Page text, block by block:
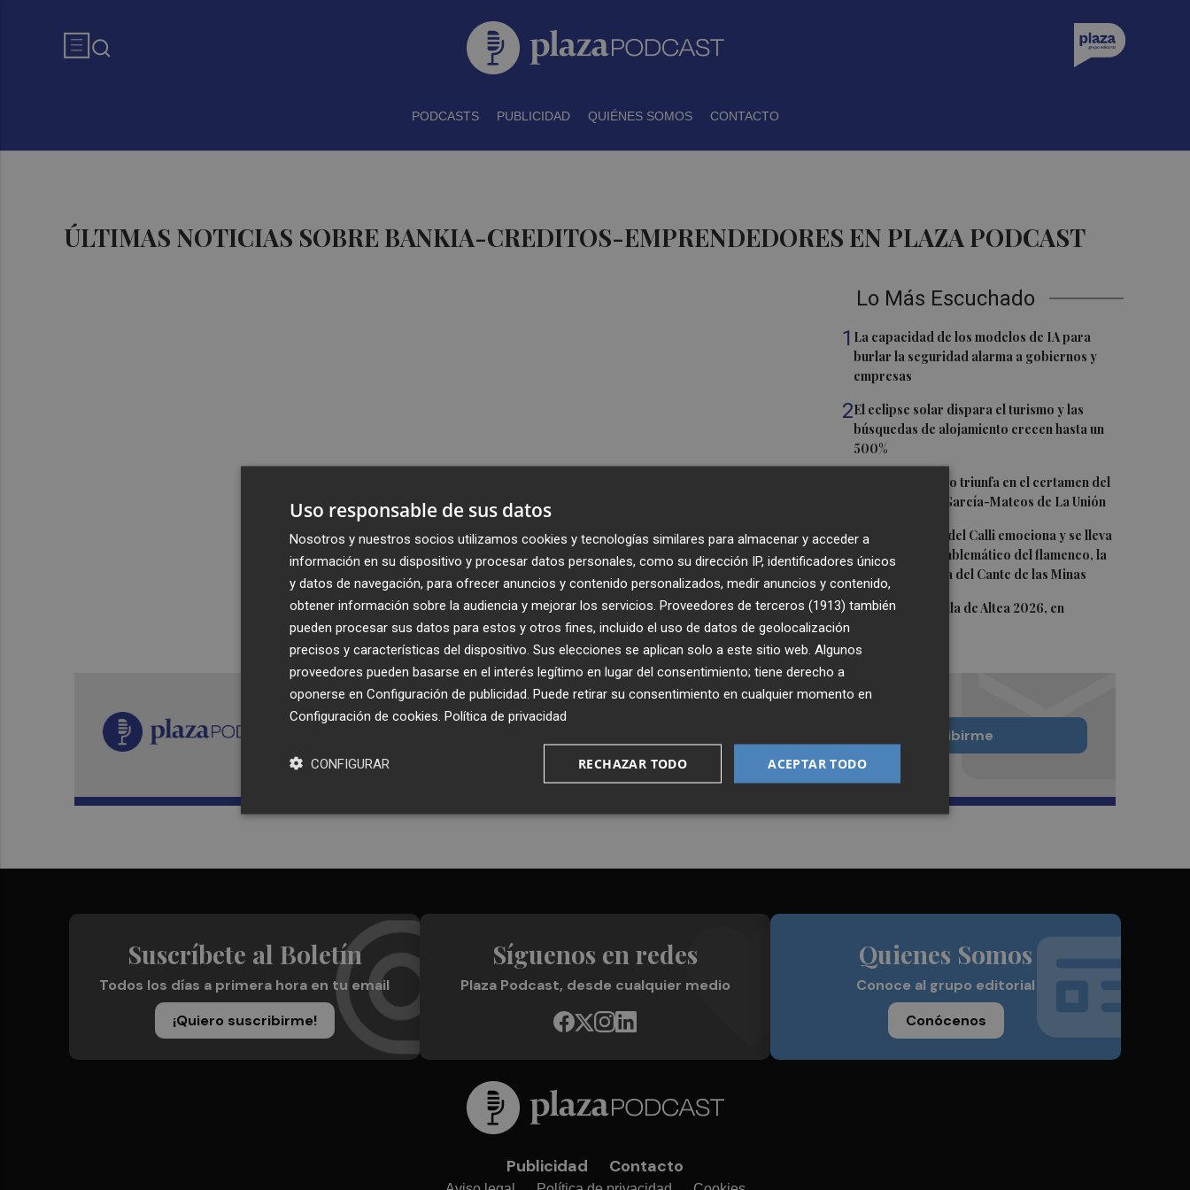
PODCASTS PUBLICIDAD QUIÉNES SOMOS CONTACTO
ÚLTIMAS NOTICIAS SOBRE BANKIA-CREDITOS-EMPRENDEDORES EN PLAZA PODCAST
Lo Más Escuchado
1 La capacidad de los modelos de IA para
burlar la seguridad alarma a gobiernos y
empresas
2El eclipse solar dispara el turismo y las
búsquedas de alojamiento crecen hasta un
500%
El cubano Papillo triunfa en el certamen del
Trovo Pascual García-Mateos de La Unión
4El cantaor Rafa del Calli emociona y se lleva
el trofeo más emblemático del flamenco, la
Lámpara Minera del Cante de las Minas
5El Castell de l'Olla de Altea 2026, en
Recibe toda la actualidad de
Plaza Podcast en tu correo
Quiero suscribirme
Suscríbete al Boletín
Todos los días a primera hora en tu email
¡Quiero suscribirme!
Síguenos en redes
Plaza Podcast, desde cualquier medio
Quienes Somos
Conoce al grupo editorial
Conócenos
Publicidad Contacto
Uso responsable de sus datos
Nosotros y nuestros socios utilizamos cookies y tecnologías similares para almacenar y acceder a
información en su dispositivo y procesar datos personales, como su dirección IP, identificadores únicos
y datos de navegación, para ofrecer anuncios y contenido personalizados, medir anuncios y contenido,
obtener información sobre la audiencia y mejorar los servicios. Proveedores de terceros (1913) también
pueden procesar sus datos para estos y otros fines, incluido el uso de datos de geolocalización
precisos y características del dispositivo. Sus elecciones se aplican solo a este sitio web. Algunos
proveedores pueden basarse en el interés legítimo en lugar del consentimiento; tiene derecho a
oponerse en Configuración de publicidad . Puede retirar su consentimiento en cualquier momento en
Configuración de cookies Política de privacidad
ACEPTAR TODO
RECHAZAR TODO
CONFIGURAR